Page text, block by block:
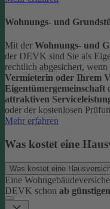
Wohnungs- und
Mit der Wohnungs- und
der DEVK sind Sie als
rechtlich abgesichert,
Vermieterin oder Ihrem
Eigentümergemeinschaft
attraktiven
oder der kostenlosen
Mehr erfahren
Was kostet eine
Was kostet eine
Eine
DEVK schon ab